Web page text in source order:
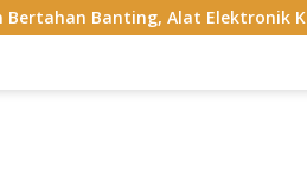
Alat Elektronik Ke Mata Rossa